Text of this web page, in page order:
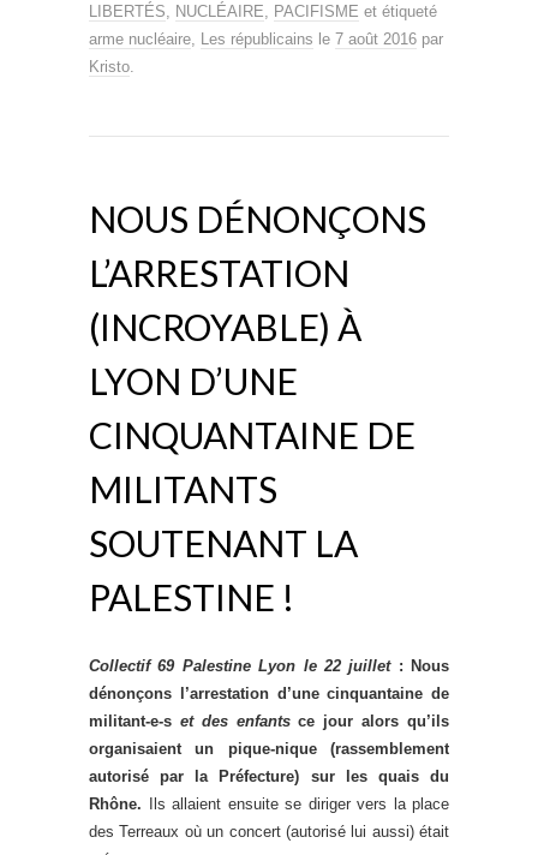
LIBERTÉS
NUCLÉAIRE PACIFISME et étiqueté
arme nucléaire Les républicains le 7 août 2016 par
Kristo
NOUS DÉNONÇONS
L’ARRESTATION
(INCROYABLE) À
LYON D’UNE
CINQUANTAINE DE
MILITANTS
SOUTENANT LA
PALESTINE !
Collectif 69 Palestine Lyon le 22 juillet: Nous
dénonçons l’arrestation d’une cinquantaine de
militant-e-s et des enfantsce jour alors qu’ils
organisaient un pique-nique (rassemblement
autorisé par la Préfecture) sur les quais du
Rhône. Ils allaient ensuite se diriger vers la place
des Terreaux où un concert (autorisé lui aussi) était